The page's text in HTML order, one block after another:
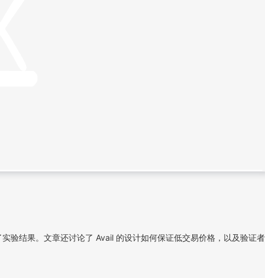
验结果。文章还讨论了 Avail 的设计如何保证低交易价格，以及验证者